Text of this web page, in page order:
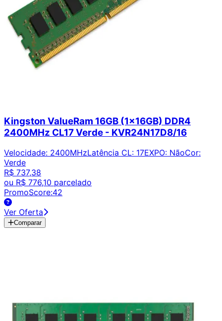
Kingston ValueRam 16GB (1x16GB) DDR4
2400MHz CL17 Verde - KVR24N17D8/16
Velocidade: 2400MHzLatência CL: 17EXPO: NãoCor:
Verde
R$ 737,38
ou R$ 776,10 parcelado
PromoScore:42
Ver Oferta
Comparar